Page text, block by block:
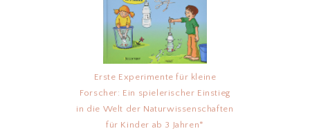
Erste Experimente für kleine
Forscher: Ein spielerischer Einstieg
in die Welt der Naturwissenschaften
für Kinder ab 3 Jahren*